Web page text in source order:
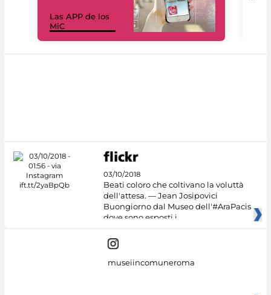
Las APP de los
MiC
03/10/2018
Beati coloro che coltivano la voluttà
dell'attesa. — Jean Josipovici
Buongiorno dal Museo dell'#AraPacis
dove sono esposti i
museiincomuneroma